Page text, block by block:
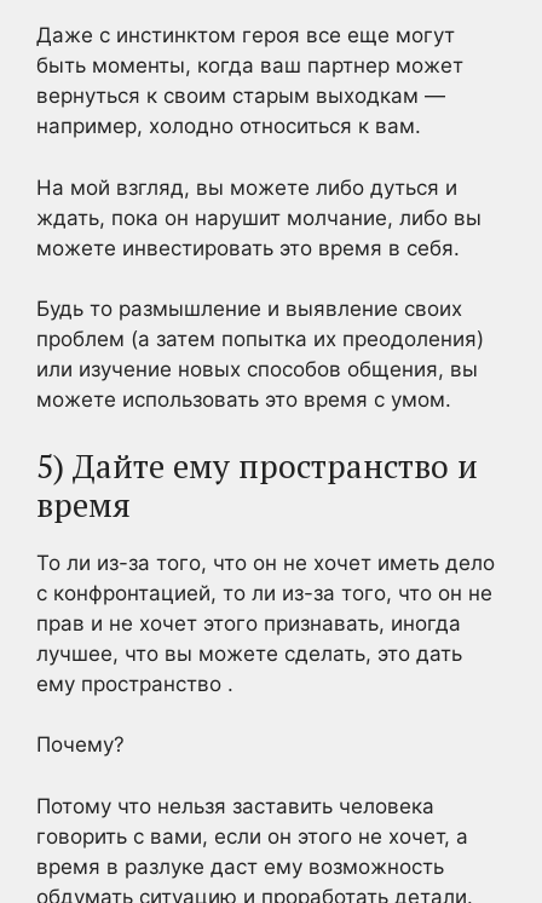
Даже с инстинктом героя все еще могут
быть моменты, когда ваш партнер может
вернуться к своим старым выходкам —
например, холодно относиться к вам.
На мой взгляд, вы можете либо дуться и
ждать, пока он нарушит молчание, либо вы
можете инвестировать это время в себя.
Будь то размышление и выявление своих
проблем (а затем попытка их преодоления)
или изучение новых способов общения, вы
можете использовать это время с умом.
5) Дайте ему пространство и
время
То ли из-за того, что он не хочет иметь дело
с конфронтацией, то ли из-за того, что он не
прав и не хочет этого признавать, иногда
лучшее, что вы можете сделать, это дать
ему пространство .
Почему?
Потому что нельзя заставить человека
говорить с вами, если он этого не хочет, а
время в разлуке даст ему возможность
обдумать ситуацию и проработать детали.